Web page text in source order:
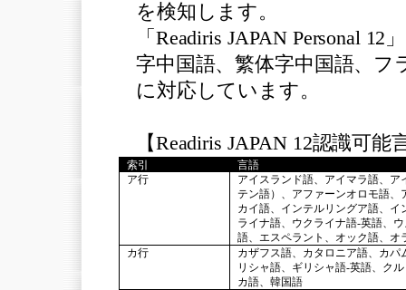
を検知します。
「Readiris JAPAN Personal
字中国語、繁体字中国語、
に対応しています。
【Readiris JAPAN 12認識可能
索引
言語
ア行
アイスランド語、アイマラ語、
テン語）、アファーンオロモ語
カイ語、インテルリングア語、
ライナ語、ウクライナ語-英語、
語、エスペラント、オック語、オ
カ行
カザフス語、カタロニア語、カ
リシャ語、ギリシャ語-英語、ク
カ語、韓国語